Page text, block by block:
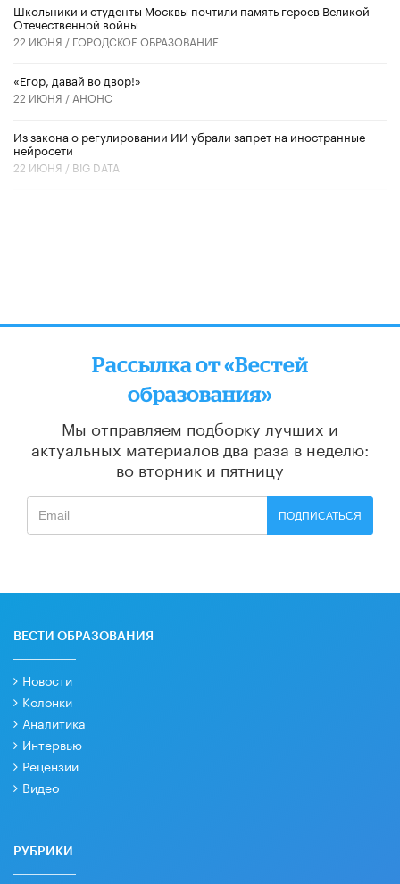
Школьники и студенты Москвы почтили память героев Великой
Отечественной войны
22 ИЮНЯ / ГОРОДСКОЕ ОБРАЗОВАНИЕ
«Егор, давай во двор!»
22 ИЮНЯ / АНОНС
Из закона о регулировании ИИ убрали запрет на иностранные
нейросети
22 ИЮНЯ / BIG DATA
Рассылка от «Вестей
образования»
Мы отправляем подборку лучших и
актуальных материалов два раза в неделю:
во вторник и пятницу
ПОДПИСАТЬСЯ
ВЕСТИ ОБРАЗОВАНИЯ
Новости
Колонки
Аналитика
Интервью
Рецензии
Видео
РУБРИКИ